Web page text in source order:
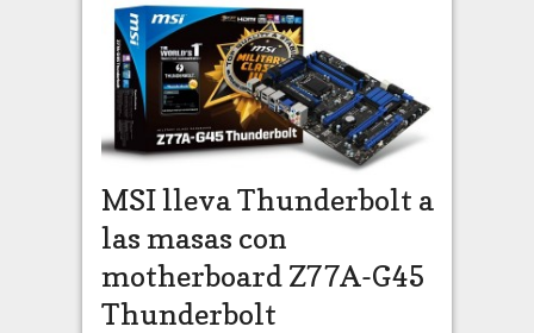
MSI lleva Thunderbolt a
las masas con
motherboard Z77A-G45
Thunderbolt